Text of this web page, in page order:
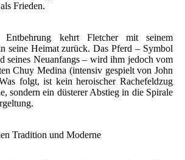
Frieden.
kehrt Fletcher mit seinem
seine Heimat zurück. Das Pferd – Symbol
seines Neuanfangs – wird ihm jedoch vom
Chuy Medina (intensiv gespielt von John
folgt, ist kein heroischer Rachefeldzug
sondern ein düsterer Abstieg in die Spirale
Tradition und Moderne